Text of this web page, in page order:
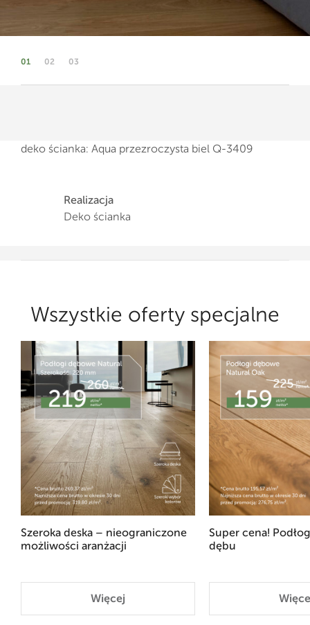
01 02 03
deko ścianka: Aqua przezroczysta biel Q-3409
Realizacja
Deko ścianka
Wszystkie oferty specjalne
Szeroka deska – nieograniczone
możliwości aranżacji
Więcej
Super cena!
dębu